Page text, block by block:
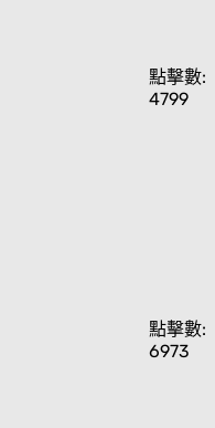
點擊數:
4799
點擊數:
6973